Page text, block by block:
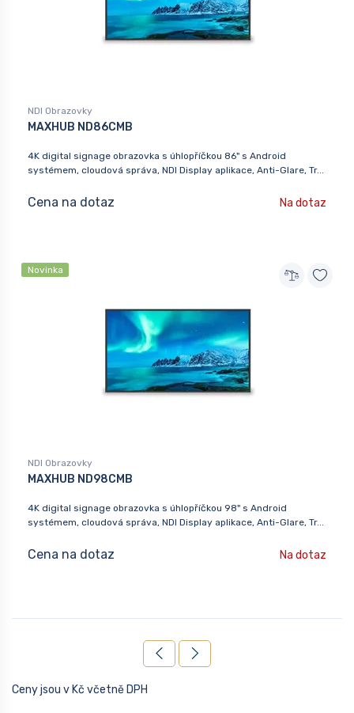
NDI Obrazovky
MAXHUB ND86CMB
4K digital signage obrazovka s úhlopříčkou 86" s Android
systémem, cloudová správa, NDI Display aplikace, Anti-Glare, Tr...
Cena na dotaz Na dotaz
Novinka
NDI Obrazovky
MAXHUB ND98CMB
4K digital signage obrazovka s úhlopříčkou 98" s Android
systémem, cloudová správa, NDI Display aplikace, Anti-Glare, Tr...
Cena na dotaz Na dotaz
Ceny jsou v Kč včetně DPH